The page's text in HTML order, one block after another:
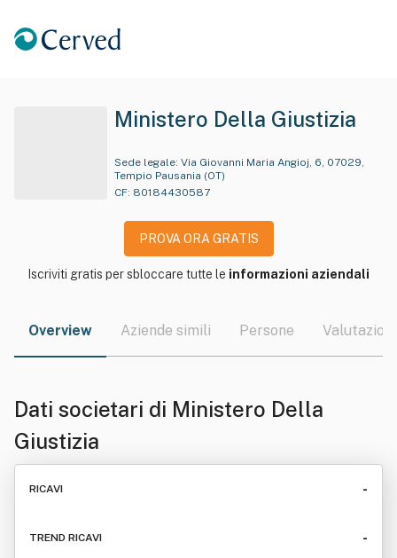
Ministero Della Giustizia
Sede legale:
Tempio Pausania (OT)
CF: 80184430587
PROVA ORA GRATIS
Iscriviti gratis per sbloccare tutte le informazioni aziendali
Overview Aziende simili Persone Valutazioni
Dati societari di Ministero Della
Giustizia
RICAVI -
TREND RICAVI -